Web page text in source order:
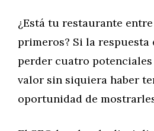
¿Está tu restaurante
primeros? Si la respuesta
perder cuatro
valor sin siquiera haber
oportunidad de